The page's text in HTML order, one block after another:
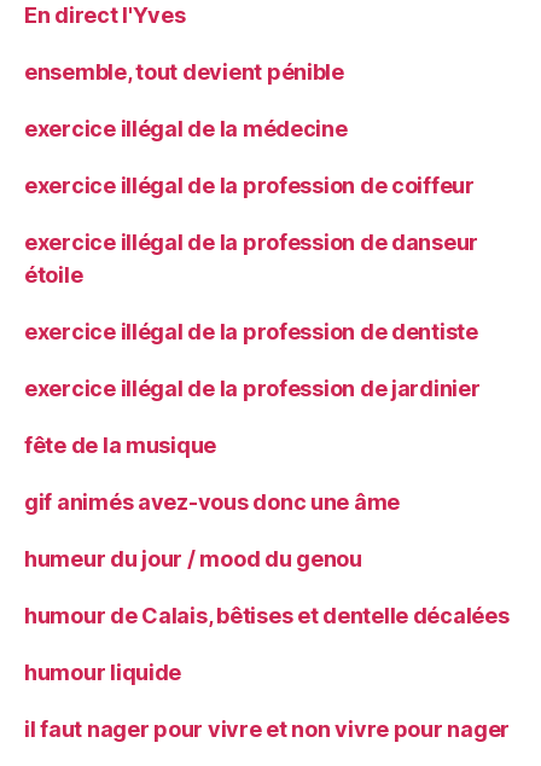
En direct l'Yves
ensemble, tout devient pénible
exercice illégal de la médecine
exercice illégal de la profession de coiffeur
exercice illégal de la profession de danseur
étoile
exercice illégal de la profession de dentiste
exercice illégal de la profession de jardinier
fête de la musique
gif animés avez-vous donc une âme
humeur du jour / mood du genou
humour de Calais, bêtises et dentelle décalées
humour liquide
il faut nager pour vivre et non vivre pour nager